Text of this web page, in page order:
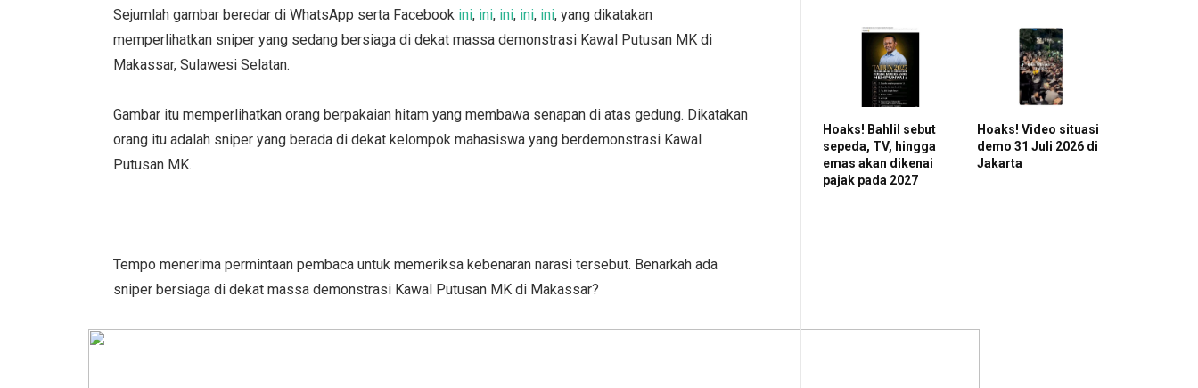
Sejumlah gambar beredar di WhatsApp serta Facebook ini, ini, ini, ini, ini, yang dikatakan
memperlihatkan sniper yang sedang bersiaga di dekat massa demonstrasi Kawal Putusan MK di
Makassar, Sulawesi Selatan.
Gambar itu memperlihatkan orang berpakaian hitam yang membawa senapan di atas gedung. Dikatakan
orang itu adalah sniper yang berada di dekat kelompok mahasiswa yang berdemonstrasi Kawal
Putusan MK.
Tempo menerima permintaan pembaca untuk memeriksa kebenaran narasi tersebut. Benarkah ada
sniper bersiaga di dekat massa demonstrasi Kawal Putusan MK di Makassar?
Hoaks! Bahlil sebut
sepeda, TV, hingga
emas akan dikenai
pajak pada 2027
Hoaks! Video situasi
demo 31 Juli 2026 di
Jakarta